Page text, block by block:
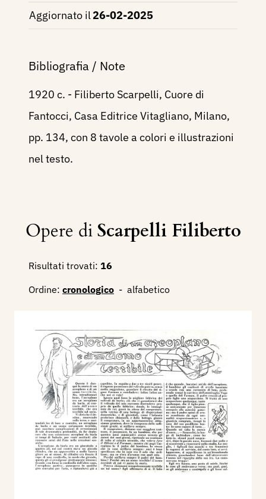
Aggiornato il26-02-2025
Bibliografia / Note
1920 c. - Filiberto Scarpelli, Cuore di
Fantocci, Casa Editrice Vitagliano, Milano,
pp. 134, con 8 tavole a colori e illustrazioni
nel testo.
Opere diScarpelli Filiberto
Risultati trovati: 16
Ordine: cronologico - alfabetico